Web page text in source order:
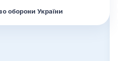
оборони України